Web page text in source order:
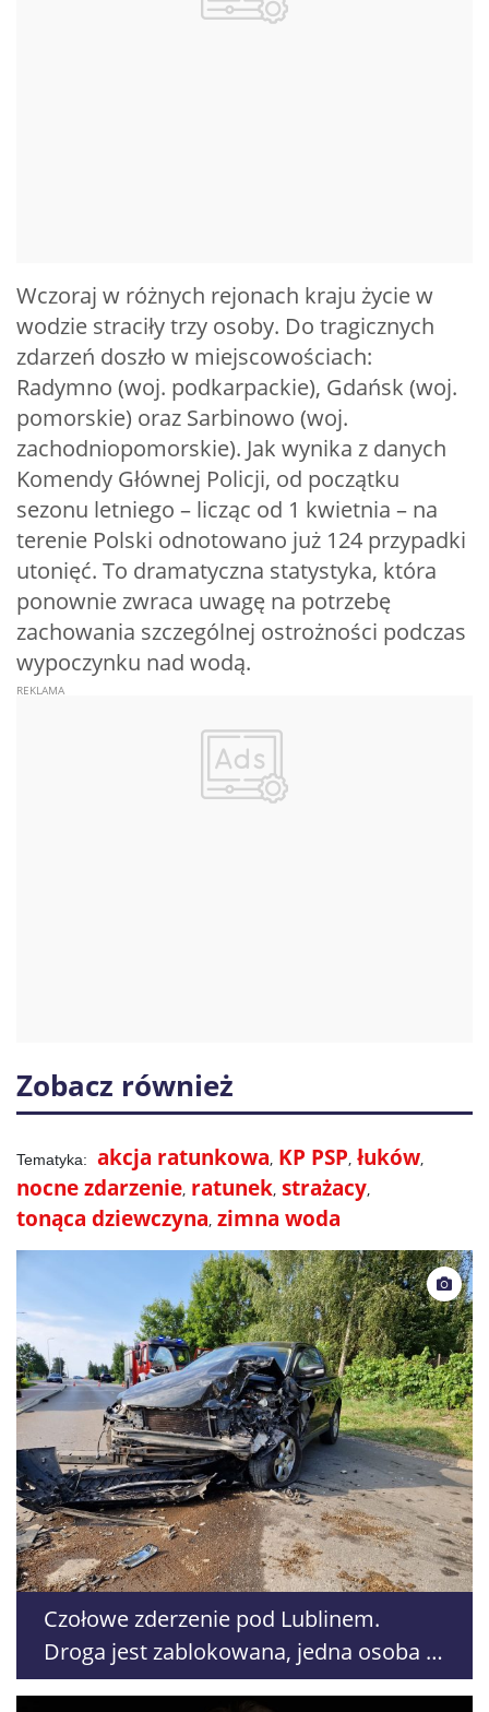
Wczoraj w różnych rejonach kraju życie w
wodzie straciły trzy osoby. Do tragicznych
zdarzeń doszło w miejscowościach:
Radymno (woj. podkarpackie), Gdańsk (woj.
pomorskie) oraz Sarbinowo (woj.
zachodniopomorskie). Jak wynika z danych
Komendy Głównej Policji, od początku
sezonu letniego – licząc od 1 kwietnia – na
terenie Polski odnotowano już 124 przypadki
utonięć. To dramatyczna statystyka, która
ponownie zwraca uwagę na potrzebę
zachowania szczególnej ostrożności podczas
wypoczynku nad wodą.
Zobacz również
akcja ratunkowa KP PSP łuków
nocne zdarzenie ratunek strażacy
tonąca dziewczyna zimna woda
Czołowe zderzenie pod Lublinem.
Droga jest zablokowana, jedna osoba w
szpitalu